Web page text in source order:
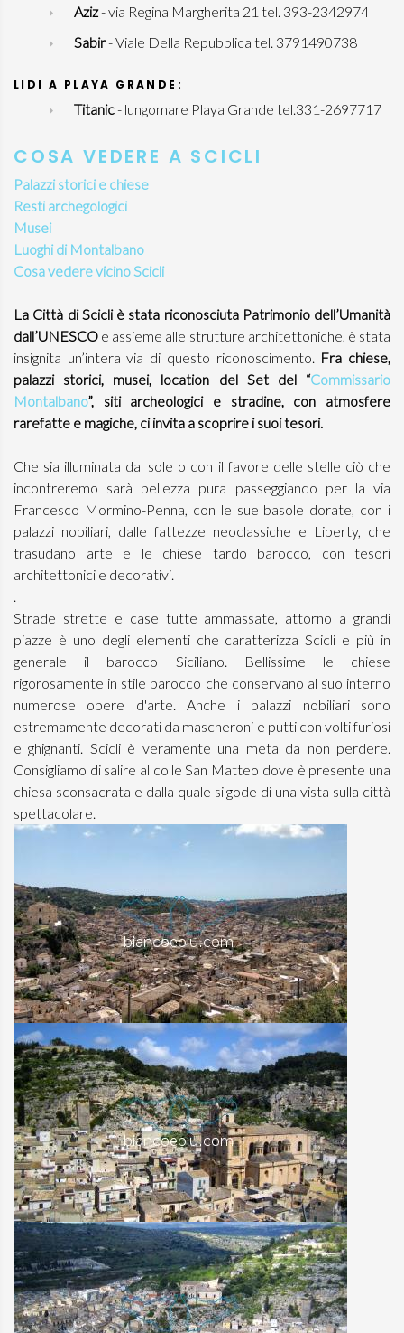
Aziz- via Regina Margherita 21 tel. 393-2342974
Sabir- Viale Della Repubblica tel. 3791490738
LIDI A PLAYA GRANDE:
Titanic- lungomare Playa Grande tel.331-2697717
COSA VEDERE A SCICLI
Palazzi storici e chiese
Resti archegologici
Musei
Luoghi di Montalbano
Cosa vedere vicino Scicli
La Città di Scicli è stata riconosciuta Patrimonio dell’Umanità
dall’UNESCO e assieme alle strutture architettoniche, è stata
insignita un’intera via di questo riconoscimento. Fra chiese,
palazzi storici, musei, location del Set del “Commissario
Montalbano”, siti archeologici e stradine, con atmosfere
rarefatte e magiche, ci invita a scoprire i suoi tesori.
Che sia illuminata dal sole o con il favore delle stelle ciò che
incontreremo sarà bellezza pura passeggiando per la via
Francesco Mormino-Penna, con le sue basole dorate, con i
palazzi nobiliari, dalle fattezze neoclassiche e Liberty, che
trasudano arte e le chiese tardo barocco, con tesori
architettonici e decorativi.
.
Strade strette e case tutte ammassate, attorno a grandi
piazze è uno degli elementi che caratterizza Scicli e più in
generale il barocco Siciliano. Bellissime le chiese
rigorosamente in stile barocco che conservano al suo interno
numerose opere d'arte. Anche i palazzi nobiliari sono
estremamente decorati da mascheroni e putti con volti furiosi
e ghignanti. Scicli è veramente una meta da non perdere.
Consigliamo di salire al colle San Matteo dove è presente una
chiesa sconsacrata e dalla quale si gode di una vista sulla città
spettacolare.